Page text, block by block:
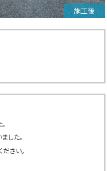
施工後
した。
さい。